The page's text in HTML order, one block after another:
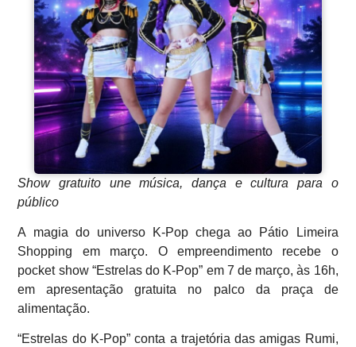
Show gratuito une música, dança e cultura para o
público
A magia do universo K-Pop chega ao Pátio Limeira
Shopping em março. O empreendimento recebe o
pocket show “Estrelas do K-Pop” em 7 de março, às 16h,
em apresentação gratuita no palco da praça de
alimentação.
“Estrelas do K-Pop” conta a trajetória das amigas Rumi,